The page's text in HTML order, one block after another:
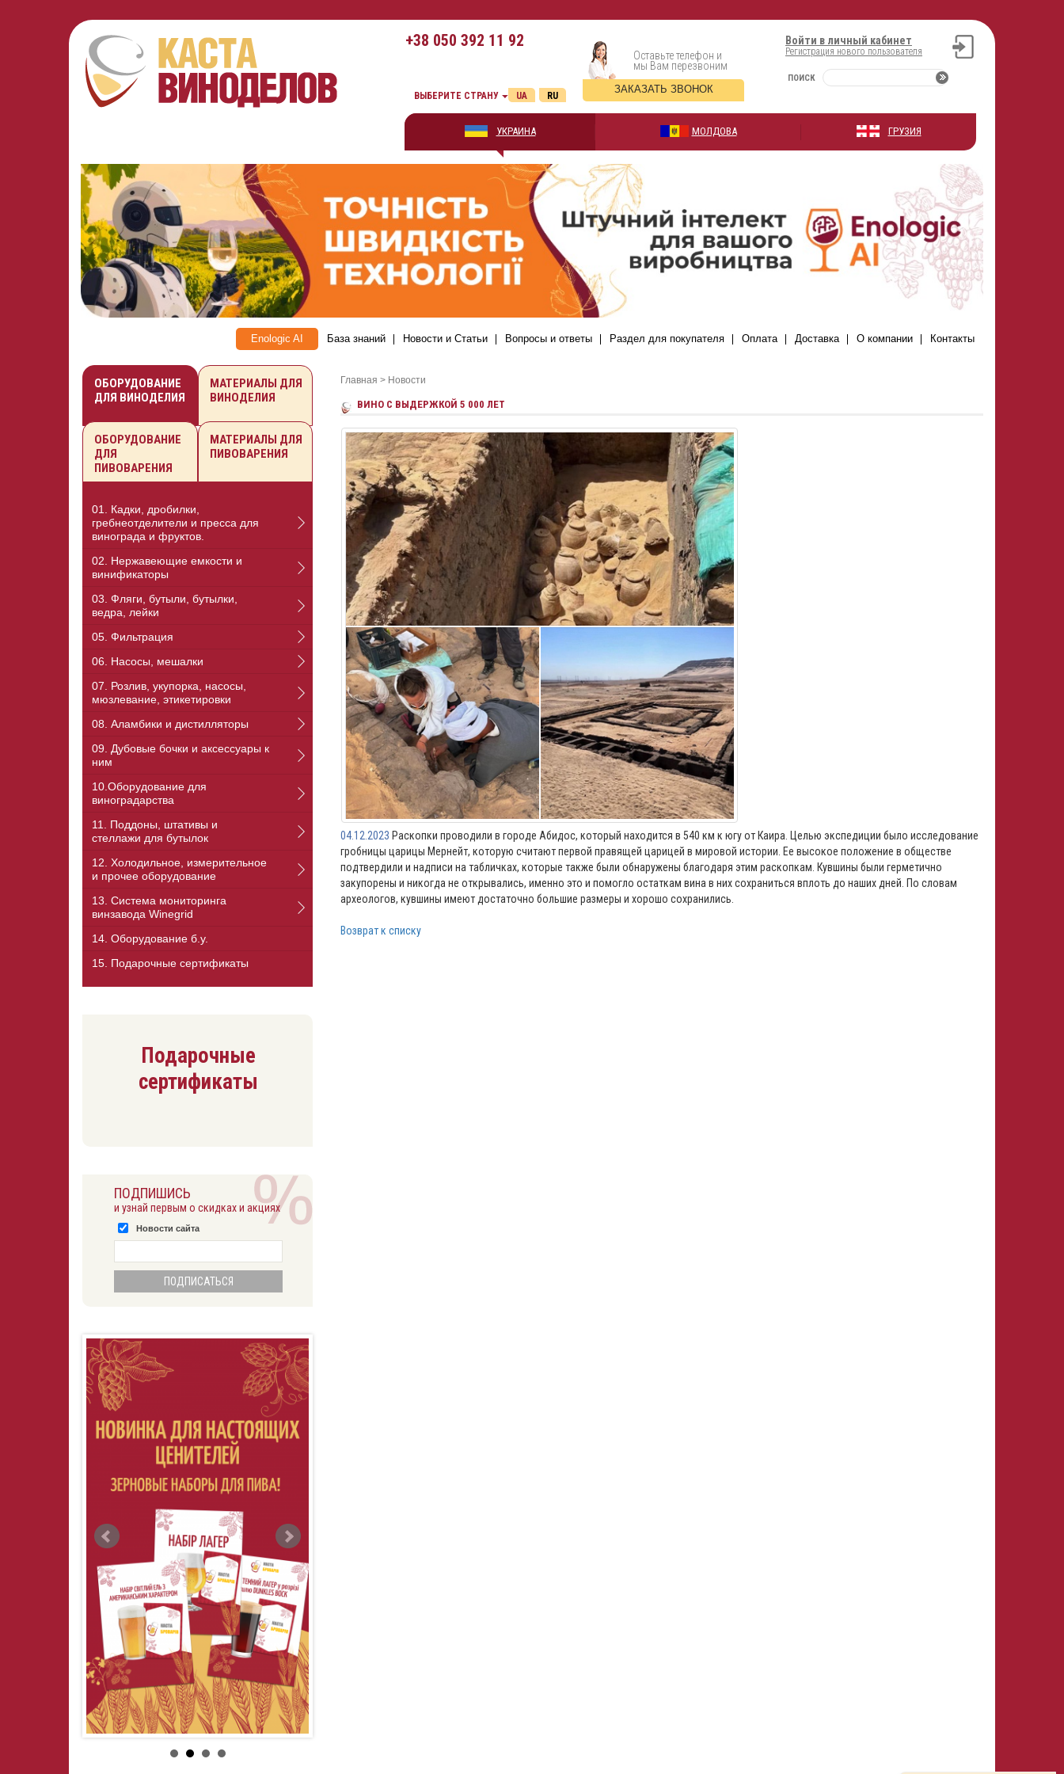
+38 050 392 11 92 Войти в личный кабинет
Регистрация нового пользователя
ПОИСК
Оставьте телефон и
мы Вам перезвоним
ЗАКАЗАТЬ ЗВОНОК
ВЫБЕРИТЕ СТРАНУ RU
UA
УКРАИНА МОЛДОВА ГРУЗИЯ
Enologic AI База знаний Новости и Статьи Вопросы и ответы Раздел для покупателя Оплата Доставка О компании Контакты
Главная > Новости
ВИНО С ВЫДЕРЖКОЙ 5 000 ЛЕТ
04.12.2023 Раскопки проводили в городе Абидос, который находится в 540 км к югу от Каира. Целью экспедиции было исследование
гробницы царицы Мернейт, которую считают первой правящей царицей в мировой истории. Ее высокое положение в обществе
подтвердили и надписи на табличках, которые также были обнаружены благодаря этим раскопкам. Кувшины были герметично
закупорены и никогда не открывались, именно это и помогло остаткам вина в них сохраниться вплоть до наших дней. По словам
археологов, кувшины имеют достаточно большие размеры и хорошо сохранились.
Возврат к списку
ОБОРУДОВАНИЕ
ДЛЯ ВИНОДЕЛИЯ
МАТЕРИАЛЫ ДЛЯ
ВИНОДЕЛИЯ
ОБОРУДОВАНИЕ
ДЛЯ
ПИВОВАРЕНИЯ
МАТЕРИАЛЫ ДЛЯ
ПИВОВАРЕНИЯ
01. Кадки, дробилки,
гребнеотделители и пресса для
винограда и фруктов.
02. Нержавеющие емкости и
винификаторы
03. Фляги, бутыли, бутылки,
ведра, лейки
05. Фильтрация
06. Насосы, мешалки
07. Розлив, укупорка, насосы,
мюзлевание, этикетировки
08. Аламбики и дистилляторы
09. Дубовые бочки и аксессуары к
ним
10.Оборудование для
виноградарства
11. Поддоны, штативы и
стеллажи для бутылок
12. Холодильное, измерительное
и прочее оборудование
13. Cистема мониторинга
винзавода Winegrid
14. Оборудование б.у.
15. Подарочные сертификаты
Подарочные
сертификаты
ПОДПИШИСЬ
и узнай первым о скидках и акциях
Новости сайта